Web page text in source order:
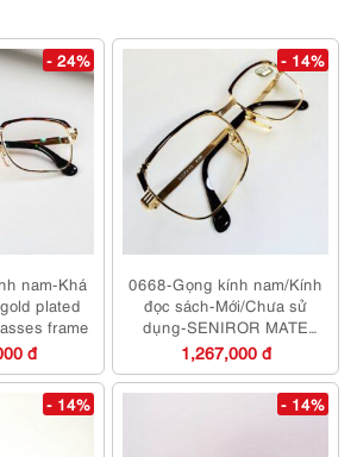
- 24%
nam-Khá
plated
frame
đ
- 14%
0668-Gọng kính nam/Kính
đọc sách-Mới/Chưa sử
dụng-SENIROR MATE
browline Japan eyeglasses
frame
1,267,000 đ
- 14% - 14%